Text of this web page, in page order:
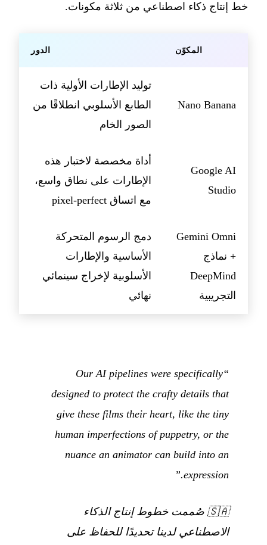
خط إنتاج ذكاء اصطناعي من ثلاثة مكونات.
المكوّن الدور
Nano Banana
توليد الإطارات الأولية ذات
الطابع الأسلوبي انطلاقًا من
الصور الخام
Google AI
Studio
أداة مخصصة لاختبار هذه
الإطارات على نطاق واسع،
مع اتساق pixel-perfect
Gemini Omni
+ نماذج
DeepMind
التجريبية
دمج الرسوم المتحركة
الأساسية والإطارات
الأسلوبية لإخراج سينمائي
نهائي
“Our AI pipelines were specifically
designed to protect the crafty details that
give these films their heart, like the tiny
human imperfections of puppetry, or the
nuance an animator can build into an
expression.”
🇸🇦 صُممت خطوط إنتاج الذكاء
الاصطناعي لدينا تحديدًا للحفاظ على